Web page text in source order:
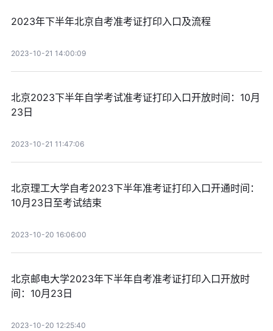
2023年下半年北京自考准考证打印入口及流程
2023-10-21 14:00:09
北京2023下半年自学考试准考证打印入口开放时间：10月
23日
2023-10-21 11:47:06
北京理工大学自考2023下半年准考证打印入口开通时间：
10月23日至考试结束
2023-10-20 16:06:00
北京邮电大学2023年下半年自考准考证打印入口开放时
间：10月23日
2023-10-20 12:25:40